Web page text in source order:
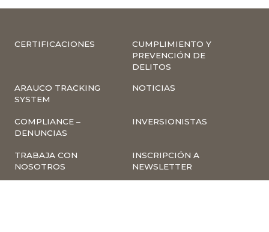
CERTIFICACIONES
CUMPLIMIENTO Y
PREVENCIÓN DE
DELITOS
ARAUCO TRACKING
SYSTEM
NOTICIAS
COMPLIANCE –
DENUNCIAS
INVERSIONISTAS
TRABAJA CON
NOSOTROS
INSCRIPCIÓN A
NEWSLETTER